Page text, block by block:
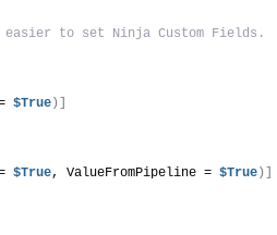
to set Ninja Custom Fields.
= $True)]
= $True, ValueFromPipeline = $True)]